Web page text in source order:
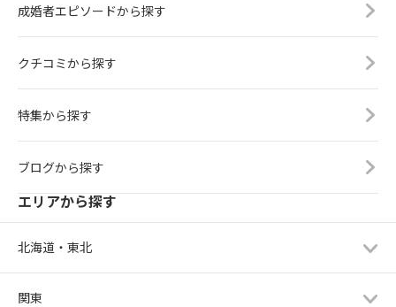
成婚者エピソードから探す
クチコミから探す
特集から探す
ブログから探す
エリアから探す
北海道・東北
関東